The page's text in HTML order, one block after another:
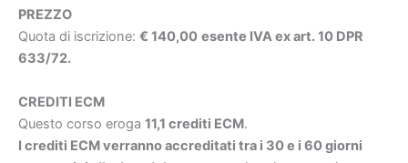
PREZZO
Quota di iscrizione: € 140,00 esente IVA ex art. 10 DPR
633/72.
CREDITI ECM
Questo corso eroga 11,1 crediti ECM.
I crediti ECM verranno accreditati tra i 30 e i 60 giorni